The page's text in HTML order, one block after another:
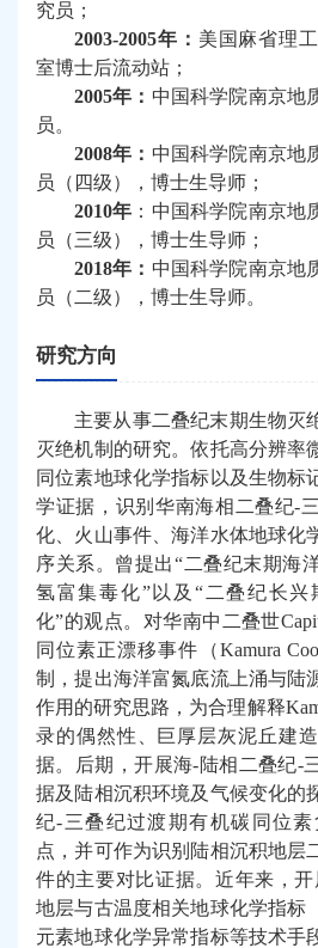
究员；
2003-2005年： 美国麻省理
室博士后流动站；
2005年： 中国科学院南京地
员。
2008年： 中国科学院南京地
员（四级），博士生导师；
2010年 ：中国科学院南京地
员（三级），博士生导师；
2018年： 中国科学院南京地
员（二级），博士生导师。
研究方向
主要从事二叠纪末期生物灭
灭绝机制的研究。依托高分辨率
同位素地球化学指标以及生物标
学证据，识别华南海相二叠纪-
化、火山事件、海洋水体地球化
序关系。曾提出“二叠纪末期海
氢富集毒化”以及 “二叠纪长兴
化”的观点。对华南中二叠世
同位素正漂移事件（Kamura
制，提出海洋富氮底流上涌与陆
作用的研究思路，为合理解释
录的偶然性、巨厚层灰泥丘建
据。后期，开展海-陆相二叠纪-
据及陆相沉积环境及气候变化的
纪-三叠纪过渡期有机碳同位
点，并可作为识别陆相沉积地层
件的主要对比证据。近年来，
地层与古温度相关地球化学指标
元素地球化学异常指标等技术手